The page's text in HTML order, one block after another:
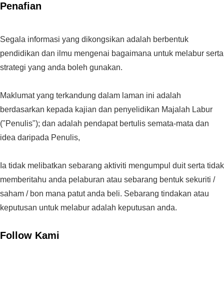
Penafian
Segala informasi yang dikongsikan adalah berbentuk
pendidikan dan ilmu mengenai bagaimana untuk melabur serta
strategi yang anda boleh gunakan.
Maklumat yang terkandung dalam laman ini adalah
berdasarkan kepada kajian dan penyelidikan Majalah Labur
("Penulis"); dan adalah pendapat bertulis semata-mata dan
idea daripada Penulis,
Ia tidak melibatkan sebarang aktiviti mengumpul duit serta tidak
memberitahu anda pelaburan atau sebarang bentuk sekuriti /
saham / bon mana patut anda beli. Sebarang tindakan atau
keputusan untuk melabur adalah keputusan anda.
Follow Kami